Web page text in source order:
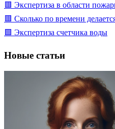
🟥 Экспертиза в области
🟥 Сколько по времени
🟩 Экспертиза счетчика воды
Новые статьи